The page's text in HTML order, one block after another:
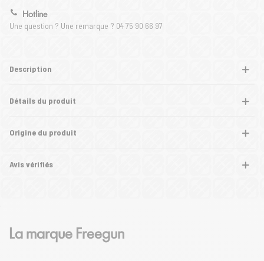
Hotline
Une question ? Une remarque ? 04 75 90 66 97
Description
Détails du produit
Origine du produit
Avis vérifiés
La marque Freegun